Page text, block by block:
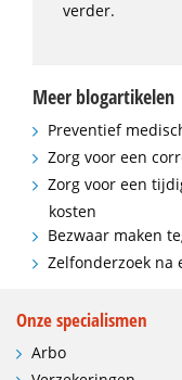
verder.
Meer blogartikelen
Preventief
Zorg voor een
Zorg voor een
kosten
Bezwaar maken
Zelfonderzoek na
Onze specialismen
Arbo